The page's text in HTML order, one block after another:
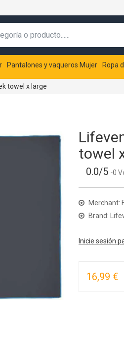
Pantalones y vaqueros Mujer Ropa
towel x large
towel
0.0/5 -0
Merchant:
Brand:
Inicie sesión
16,99 €